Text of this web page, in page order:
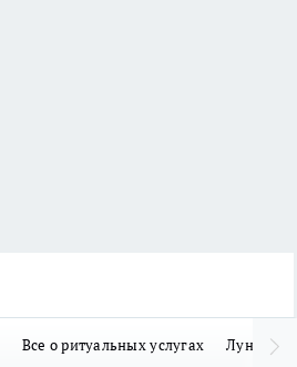
Все о ритуальных услугах Лунно-